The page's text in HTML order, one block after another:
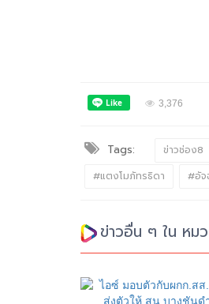
3,376
Tags: ข่าวช่อง8
#แตงโมภัทรธิดา
#อัจ
ข่าวอื่น ๆ ใน หม